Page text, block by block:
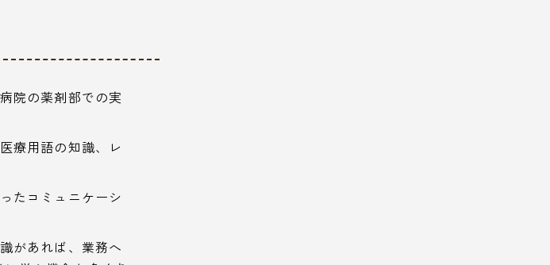
院の薬剤部での実
療用語の知識、レ
たコミュニケーシ
があれば、業務へ